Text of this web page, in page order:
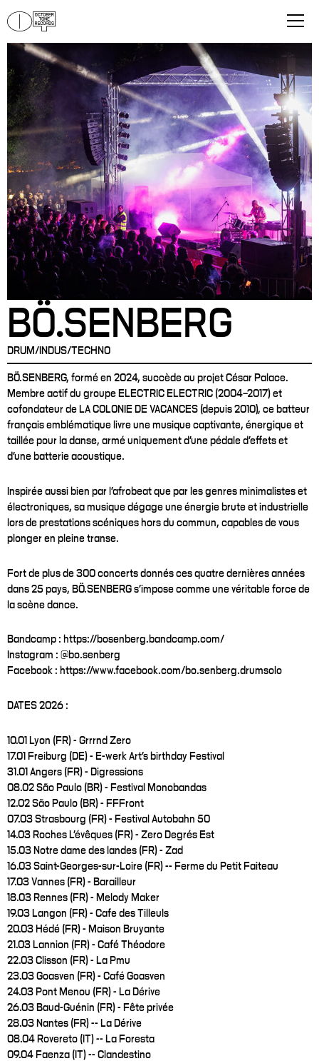
BÖ.SENBERG
DRUM/INDUS/TECHNO
BÖ.SENBERG, formé en 2024, succède au projet César Palace.
Membre actif du groupe ELECTRIC ELECTRIC (2004–2017) et
cofondateur de LA COLONIE DE VACANCES (depuis 2010), ce batteur
français emblématique livre une musique captivante, énergique et
taillée pour la danse, armé uniquement d'une pédale d'effets et
d'une batterie acoustique.
Inspirée aussi bien par l'afrobeat que par les genres minimalistes et
électroniques, sa musique dégage une énergie brute et industrielle
lors de prestations scéniques hors du commun, capables de vous
plonger en pleine transe.
Fort de plus de 300 concerts donnés ces quatre dernières années
dans 25 pays, BÖ.SENBERG s'impose comme une véritable force de
la scène dance.
Bandcamp : https://bosenberg.bandcamp.com/
Instagram : @bo.senberg
Facebook : https://www.facebook.com/bo.senberg.drumsolo
DATES 2026 :
10.01 Lyon (FR) - Grrrnd Zero
17.01 Freiburg (DE) - E-werk Art's birthday Festival
31.01 Angers (FR) - Digressions
08.02 São Paulo (BR) - Festival Monobandas
12.02 São Paulo (BR) - FFFront
07.03 Strasbourg (FR) - Festival Autobahn 50
14.03 Roches L'évêques (FR) - Zero Degrés Est
15.03 Notre dame des landes (FR) - Zad
16.03 Saint-Georges-sur-Loire (FR) -- Ferme du Petit Faiteau
17.03 Vannes (FR) - Barailleur
18.03 Rennes (FR) - Melody Maker
19.03 Langon (FR) - Cafe des Tilleuls
20.03 Hédé (FR) - Maison Bruyante
21.03 Lannion (FR) - Café Théodore
22.03 Clisson (FR) - La Pmu
23.03 Goasven (FR) - Café Goasven
24.03 Pont Menou (FR) - La Dérive
26.03 Baud-Guénin (FR) - Fête privée
28.03 Nantes (FR) -- La Dérive
08.04 Rovereto (IT) -- La Foresta
09.04 Faenza (IT) -- Clandestino